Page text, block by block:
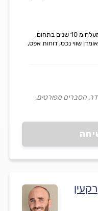
פנקס לאון שמאי מקרקעין, בעל ותק של למעלה מ 10 שנים בתחום,
שווי נכס, דוחות אפס,
הסברים מפורטים,